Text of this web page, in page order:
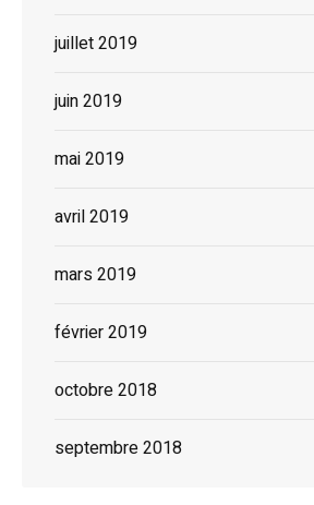
juillet 2019
juin 2019
mai 2019
avril 2019
mars 2019
février 2019
octobre 2018
septembre 2018